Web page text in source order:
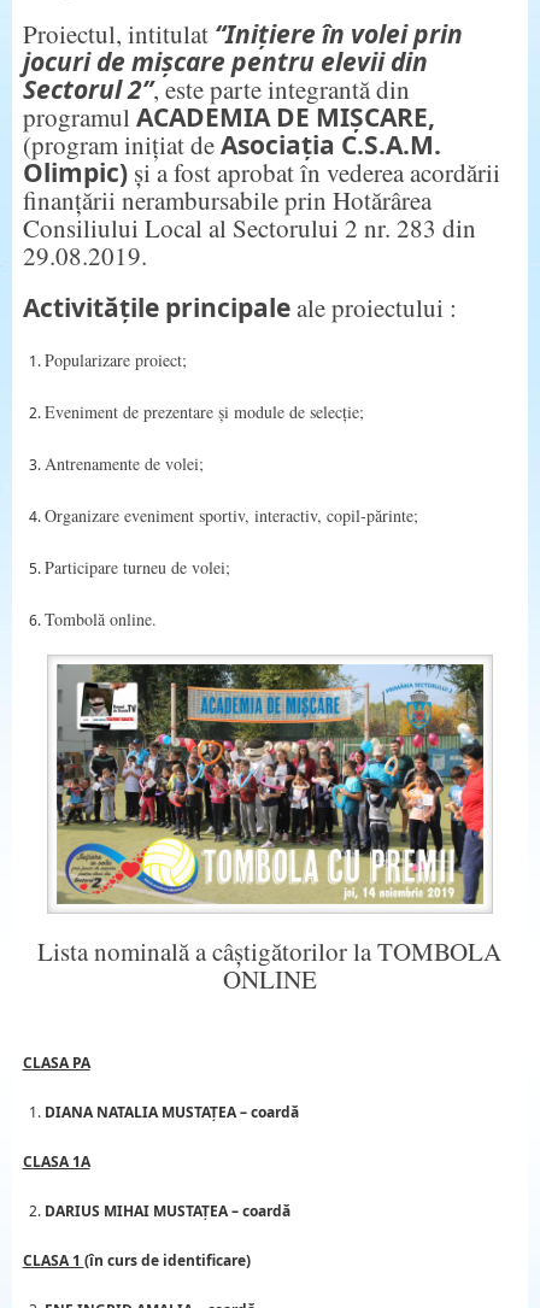
Proiectul, intitulat “Inițiere în volei prin
jocuri de mișcare pentru elevii din
Sectorul 2”, este parte integrantă din
programulACADEMIA DE MIȘCARE,
(program inițiat deAsociația C.S.A.M.
Olimpic)și a fost aprobat în vederea acordării
finanțării nerambursabile prin Hotărârea
Consiliului Local al Sectorului 2 nr. 283 din
29.08.2019.
Activitățile principaleale proiectului :
Popularizare proiect;
Eveniment de prezentare și module de selecție;
Antrenamente de volei;
Organizare eveniment sportiv, interactiv, copil-părinte;
Participare turneu de volei;
Tombolă online.
Lista nominală a câștigătorilor la TOMBOLA
ONLINE
CLASA PA
DIANA NATALIA MUSTAȚEA – coardă
CLASA 1A
DARIUS MIHAI MUSTAȚEA – coardă
CLASA 1 (în curs de identificare)